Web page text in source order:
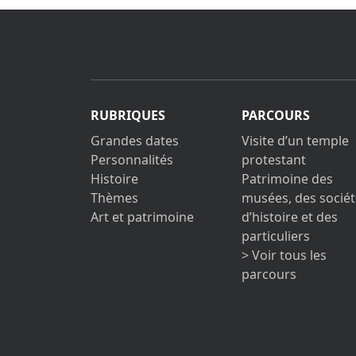
RUBRIQUES
Grandes dates
Personnalités
Histoire
Thèmes
Art et patrimoine
PARCOURS
Visite d’un temple
protestant
Patrimoine des
musées, des
d’histoire et des
particuliers
> Voir tous les
parcours